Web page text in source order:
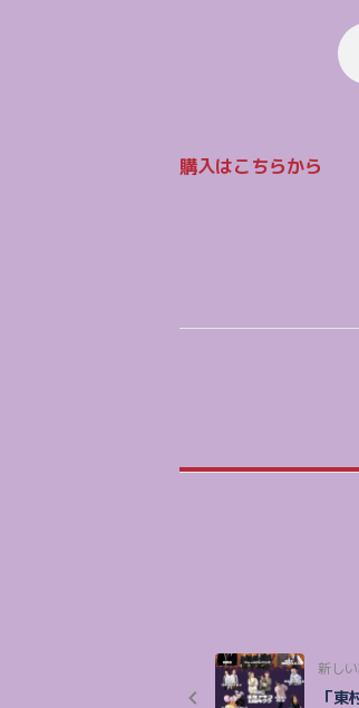
購入はこちらから
新し
「